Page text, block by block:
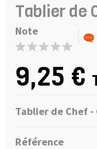
Tablier de
Note
9,25 €
Tablier de Chef -
Référence